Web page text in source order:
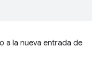
a la nueva entrada de